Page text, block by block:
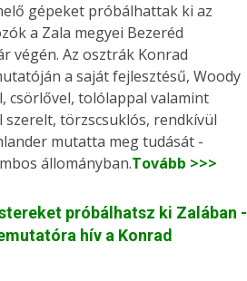
gépeket próbálhattak ki az
a Zala megyei Bezeréd
végén. Az osztrák Konrad
a saját fejlesztésű, Woody
csörlővel, tolólappal valamint
törzscsuklós, rendkívül
mutatta meg tudását -
állományban.Tovább >>>
próbálhatsz ki Zalában -
hív a Konrad